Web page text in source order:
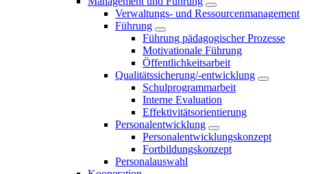
Verwaltungs- und Ressourcenmanagement
Führung
Führung pädagogischer Prozesse
Motivationale Führung
Öffentlichkeitsarbeit
Qualitätssicherung/-entwicklung
Schulprogrammarbeit
Interne Evaluation
Effektivitätsorientierung
Personalentwicklung
Personalentwicklungskonzept
Fortbildungskonzept
Personalauswahl